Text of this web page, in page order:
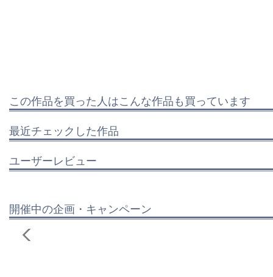
この作品を買った人はこんな作品も買っています
最近チェックした作品
ユーザーレビュー
開催中の企画・キャンペーン